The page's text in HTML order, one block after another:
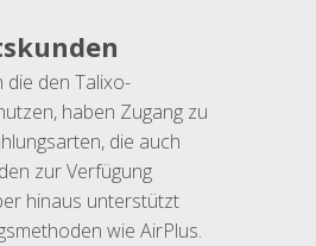
die den Talixo-
haben Zugang zu
die auch
zur Verfügung
hinaus unterstützt
wie AirPlus.